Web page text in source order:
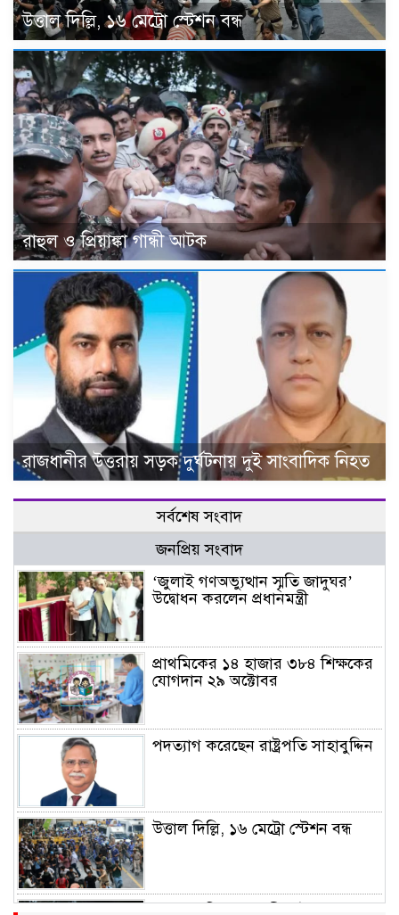
উত্তাল দিল্লি, ১৬ মেট্রো স্টেশন বন্ধ
রাহুল ও প্রিয়াঙ্কা গান্ধী আটক
রাজধানীর উত্তরায় সড়ক দুর্ঘটনায় দুই সাংবাদিক নিহত
সর্বশেষ সংবাদ
জনপ্রিয় সংবাদ
‘জুলাই গণঅভ্যুত্থান স্মৃতি জাদুঘর’
উদ্বোধন করলেন প্রধানমন্ত্রী
প্রাথমিকের ১৪ হাজার ৩৮৪ শিক্ষকের
যোগদান ২৯ অক্টোবর
পদত্যাগ করেছেন রাষ্ট্রপতি সাহাবুদ্দিন
উত্তাল দিল্লি, ১৬ মেট্রো স্টেশন বন্ধ